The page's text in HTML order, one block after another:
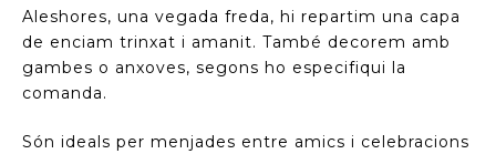
Aleshores, una vegada freda, hi repartim una capa
de enciam trinxat i amanit. També decorem amb
gambes o anxoves, segons ho especifiqui la
comanda.
Són ideals per menjades entre amics i celebracions